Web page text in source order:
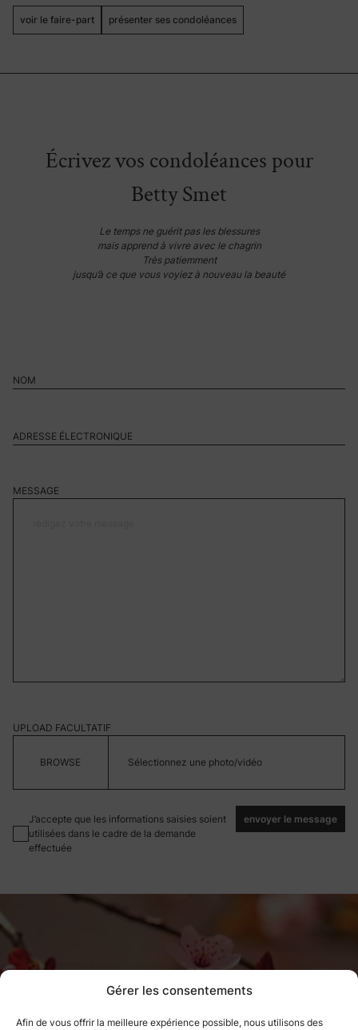
Gérer les consentements
Afin de vous offrir la meilleure expérience possible, nous utilisons des
voir le faire-part présenter ses condoléances
Écrivez vos condoléances pour
Betty Smet
Le temps ne guérit pas les blessures
mais apprend à vivre avec le chagrin
Très patiemment
jusqu’à ce que vous voyiez à nouveau la beauté
MESSAGE
UPLOAD FACULTATIF
Sélectionnez une photo/vidéo
J’accepte que les informations saisies soient
utilisées dans le cadre de la demande
effectuée
envoyer le message